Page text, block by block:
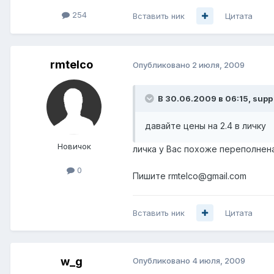
254 Вставить ник Цитата
rmtelco
Новичок
0
Опубликовано 2 июля, 2009
В 30.06.2009 в 06:15, supp
давайте цены на 2.4 в личку
личка у Вас похоже
Пишите rmtelco@gmail.com
Вставить ник Цитата
w_g Опубликовано 4 июля, 2009